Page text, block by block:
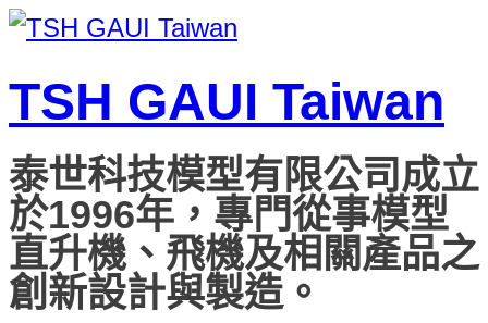
TSH GAUI Taiwan
泰世科技模型有限公司成立
於1996年，專門從事模型
直升機、飛機及相關產品之
創新設計與製造。